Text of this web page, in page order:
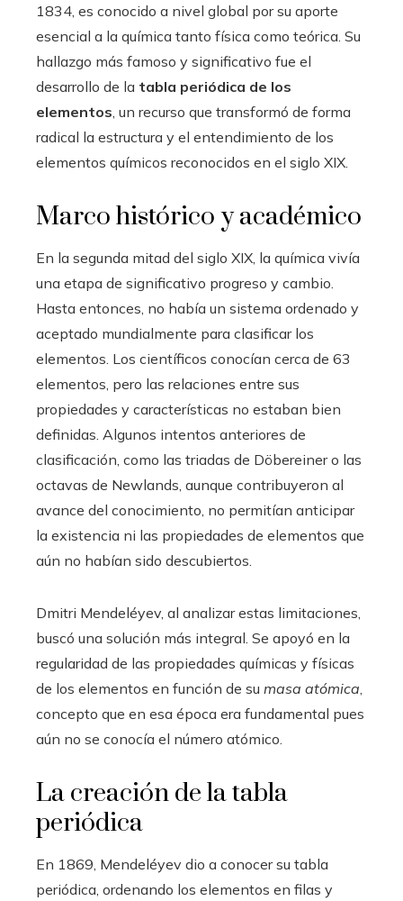
1834, es conocido a nivel global por su aporte
esencial a la química tanto física como teórica. Su
hallazgo más famoso y significativo fue el
desarrollo de la tabla periódica de los
elementos , un recurso que transformó de forma
radical la estructura y el entendimiento de los
elementos químicos reconocidos en el siglo XIX.
Marco histórico y académico
En la segunda mitad del siglo XIX, la química vivía
una etapa de significativo progreso y cambio.
Hasta entonces, no había un sistema ordenado y
aceptado mundialmente para clasificar los
elementos. Los científicos conocían cerca de 63
elementos, pero las relaciones entre sus
propiedades y características no estaban bien
definidas. Algunos intentos anteriores de
clasificación, como las triadas de Döbereiner o las
octavas de Newlands, aunque contribuyeron al
avance del conocimiento, no permitían anticipar
la existencia ni las propiedades de elementos que
aún no habían sido descubiertos.
Dmitri Mendeléyev, al analizar estas limitaciones,
buscó una solución más integral. Se apoyó en la
regularidad de las propiedades químicas y físicas
de los elementos en función de su masa atómica
concepto que en esa época era fundamental pues
aún no se conocía el número atómico.
La creación de la tabla
periódica
En 1869, Mendeléyev dio a conocer su tabla
periódica, ordenando los elementos en filas y